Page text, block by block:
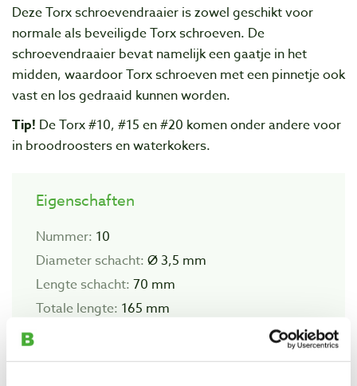
Deze Torx schroevendraaier is zowel geschikt voor
normale als beveiligde Torx schroeven. De
schroevendraaier bevat namelijk een gaatje in het
midden, waardoor Torx schroeven met een pinnetje ook
vast en los gedraaid kunnen worden.
Tip! De Torx #10, #15 en #20 komen onder andere voor
in broodroosters en waterkokers.
Eigenschaften
Nummer: 10
Diameter schacht: Ø 3,5 mm
Lengte schacht: 70 mm
Totale lengte: 165 mm